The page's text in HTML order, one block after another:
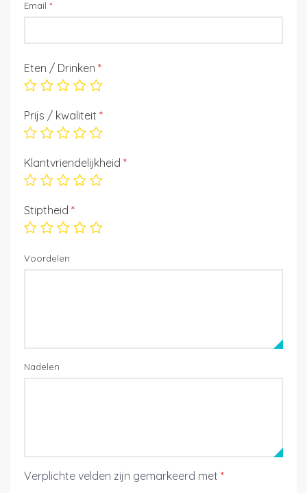
Email *
Eten / Drinken *
Prijs / kwaliteit *
Klantvriendelijkheid *
Stiptheid *
Voordelen
Nadelen
Verplichte velden zijn gemarkeerd met *